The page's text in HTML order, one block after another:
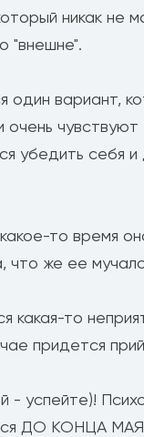
никак не
"внешне".
один вариант,
чувствуют
убедить себя
то время
что же ее
то
придется
- успейте)!
ДО КОНЦА МАЯ